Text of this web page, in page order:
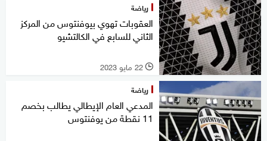
رياضة
العقوبات تهوي بيوفنتوس من المركز
الثاني للسابع في الكالتشيو
l 22 مايو 2023
رياضة
المدعي العام الإيطالي يطالب بخصم
11 نقطة من يوفنتوس